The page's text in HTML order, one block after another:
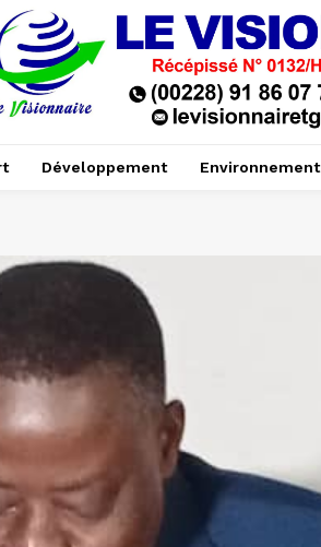
Développement Environnement